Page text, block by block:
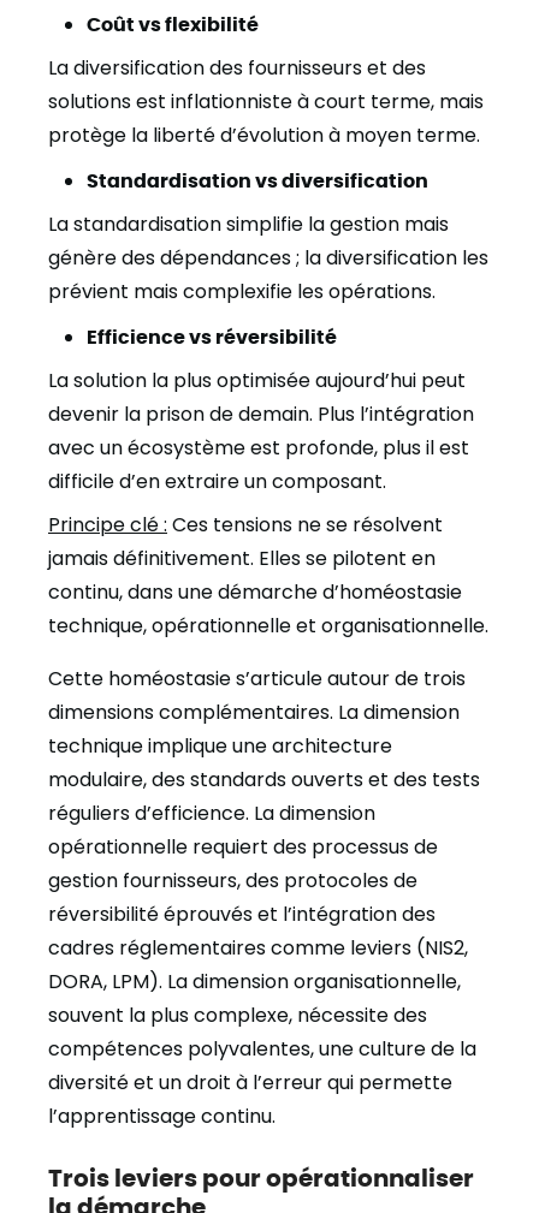
Coût vs flexibilité
La diversification des fournisseurs et des
solutions est inflationniste à court terme, mais
protège la liberté d’évolution à moyen terme.
Standardisation vs diversification
La standardisation simplifie la gestion mais
génère des dépendances ; la diversification les
prévient mais complexifie les opérations.
Efficience vs réversibilité
La solution la plus optimisée aujourd’hui peut
devenir la prison de demain. Plus l’intégration
avec un écosystème est profonde, plus il est
difficile d’en extraire un composant.
Principe clé : Ces tensions ne se résolvent
jamais définitivement. Elles se pilotent en
continu, dans une démarche d’homéostasie
technique, opérationnelle et organisationnelle.
Cette homéostasie s’articule autour de trois
dimensions complémentaires. La dimension
technique implique une architecture
modulaire, des standards ouverts et des tests
réguliers d’efficience. La dimension
opérationnelle requiert des processus de
gestion fournisseurs, des protocoles de
réversibilité éprouvés et l’intégration des
cadres réglementaires comme leviers (NIS2,
DORA, LPM). La dimension organisationnelle,
souvent la plus complexe, nécessite des
compétences polyvalentes, une culture de la
diversité et un droit à l’erreur qui permette
l’apprentissage continu.
Trois leviers pour opérationnaliser
la démarche